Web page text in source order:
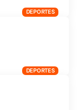
DEPORTES
DEPORTES